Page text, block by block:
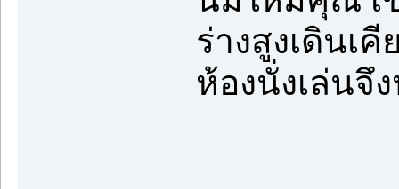
ร่างสูงเดินเ
ห้องนั่งเล่นจึ